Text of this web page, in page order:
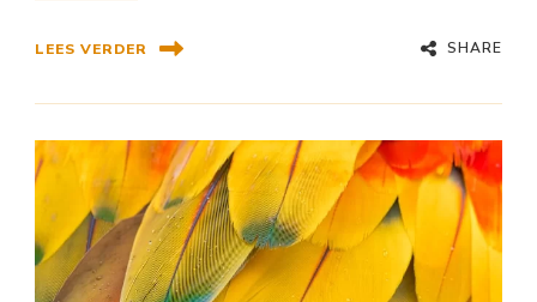
LEES VERDER SHARE